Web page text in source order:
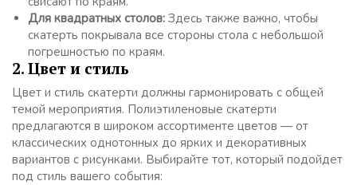
Для квадратных столов: Здесь также важно, чтобы
скатерть покрывала все стороны стола с небольшой
погрешностью по краям.
2. Цвет и стиль
Цвет и стиль скатерти должны гармонировать с общей
темой мероприятия. Полиэтиленовые скатерти
предлагаются в широком ассортименте цветов — от
классических однотонных до ярких и декоративных
вариантов с рисунками. Выбирайте тот, который подойдет
под стиль вашего события: